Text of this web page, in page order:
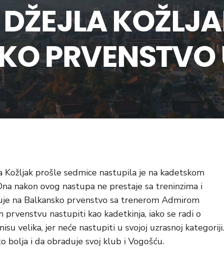
Kožljak prošle sedmice nastupila je na kadetskom
nakon ovog nastupa ne prestaje sa treninzima i
na Balkansko prvenstvo sa trenerom Admirom
prvenstvu nastupiti kao kadetkinja, iako se radi o
velika, jer neće nastupiti u svojoj uzrasnoj kategoriji.
bolja i da obraduje svoj klub i Vogošću.